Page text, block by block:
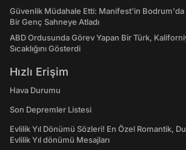
Güvenlik Müdahale Etti: Manifest'in Bodrum'da
Bir Genç Sahneye Atladı
ABD Ordusunda Görev Yapan Bir Türk,
Sıcaklığını Gösterdi
Hızlı Erişim
Hava Durumu
Son Depremler Listesi
Evlilik Yıl Dönümü Sözleri! En Özel Romantik,
Evlilik Yıl dönümü Mesajları